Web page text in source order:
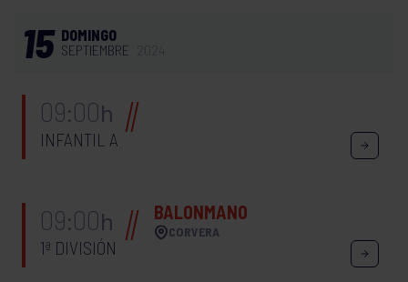
15 DOMINGO
SEPTIEMBRE
09:00h
INFANTIL A
09:00h BALONMANO
CORVERA
1ª DIVISIÓN